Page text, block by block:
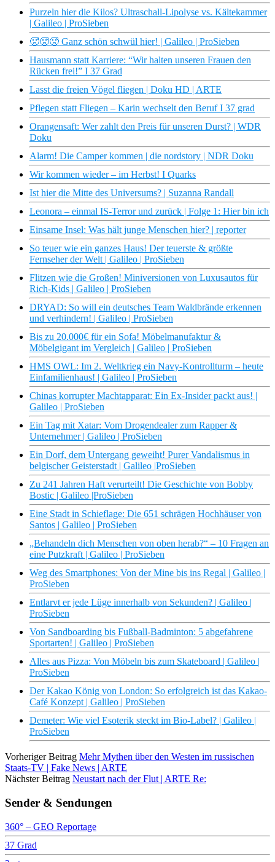
Purzeln hier die Kilos? Ultraschall-Lipolyse vs. Kältekammer
| Galileo | ProSieben
🥵🥵🥵 Ganz schön schwül hier! | Galileo | ProSieben
Hausmann statt Karriere: “Wir halten unseren Frauen den
Rücken frei!” I 37 Grad
Lasst die freien Vögel fliegen | Doku HD | ARTE
Pflegen statt Fliegen – Karin wechselt den Beruf I 37 grad
Orangensaft: Wer zahlt den Preis für unseren Durst? | WDR
Doku
Alarm! Die Camper kommen | die nordstory | NDR Doku
Wir kommen wieder – im Herbst! I Quarks
Ist hier die Mitte des Universums? | Suzanna Randall
Leonora – einmal IS-Terror und zurück | Folge 1: Hier bin ich
Einsame Insel: Was hält junge Menschen hier? | reporter
So teuer wie ein ganzes Haus! Der teuerste & größte
Fernseher der Welt | Galileo | ProSieben
Flitzen wie die Großen! Miniversionen von Luxusautos für
Rich-Kids | Galileo | ProSieben
DRYAD: So will ein deutsches Team Waldbrände erkennen
und verhindern! | Galileo | ProSieben
Bis zu 20.000€ für ein Sofa! Möbelmanufaktur &
Möbelgigant im Vergleich | Galileo | ProSieben
HMS OWL: Im 2. Weltkrieg ein Navy-Kontrollturm – heute
Einfamilienhaus! | Galileo | ProSieben
Chinas korrupter Machtapparat: Ein Ex-Insider packt aus! |
Galileo | ProSieben
Ein Tag mit Xatar: Vom Drogendealer zum Rapper &
Unternehmer | Galileo | ProSieben
Ein Dorf, dem Untergang geweiht! Purer Vandalismus in
belgischer Geisterstadt | Galileo |ProSieben
Zu 241 Jahren Haft verurteilt! Die Geschichte von Bobby
Bostic | Galileo |ProSieben
Eine Stadt in Schieflage: Die 651 schrägen Hochhäuser von
Santos | Galileo | ProSieben
„Behandeln dich Menschen von oben herab?“ – 10 Fragen an
eine Putzkraft | Galileo | ProSieben
Weg des Smartphones: Von der Mine bis ins Regal | Galileo |
ProSieben
Entlarvt er jede Lüge innerhalb von Sekunden? | Galileo |
ProSieben
Von Sandboarding bis Fußball-Badminton: 5 abgefahrene
Sportarten! | Galileo | ProSieben
Alles aus Pizza: Von Möbeln bis zum Skateboard | Galileo |
ProSieben
Der Kakao König von London: So erfolgreich ist das Kakao-
Café Konzept | Galileo | ProSieben
Demeter: Wie viel Esoterik steckt im Bio-Label? | Galileo |
ProSieben
Vorheriger Beitrag Mehr Mythen über den Westen im russischen
Staats-TV | Fake News | ARTE
Nächster Beitrag Neustart nach der Flut | ARTE Re:
Sender & Sendungen
360° – GEO Reportage
37 Grad